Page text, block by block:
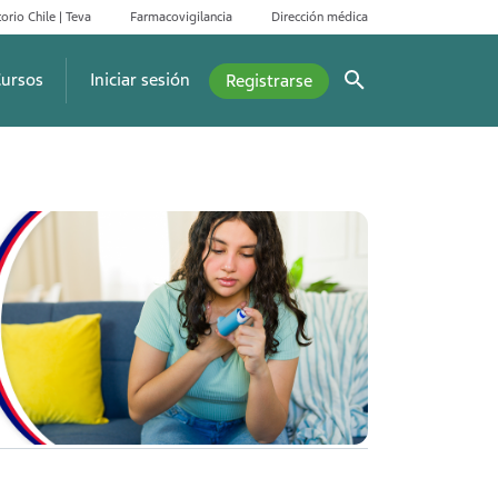
Chile | Teva Farmacovigilancia Dirección médica
Iniciar sesión Registrarse